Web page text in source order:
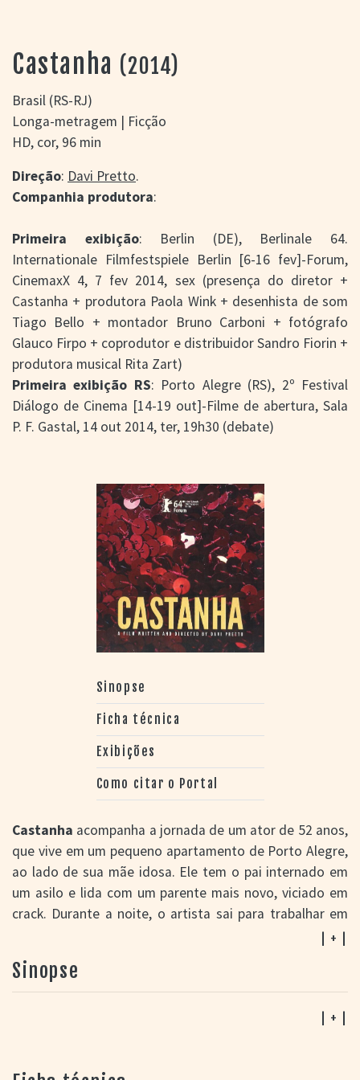
PORTAL DO
CINEMA GAÚCHO
> BUSCA AVANÇADA
> LISTA DE FILMES
> FILMOGRAFIAS DE
> DISCOGRAFIAS
> BIBLIOGRAFIAS
LOCALIZAÇÃO
Castanha (2014)
Brasil (RS-RJ)
Longa-metragem | Ficção
HD, cor, 96 min
Direção: Davi Pretto.
Companhia produtora:
Primeira exibição: Berlin (DE), Berlinale 64.
Internationale Filmfestspiele Berlin [6-16 fev]-Forum,
CinemaxX 4, 7 fev 2014, sex (presença do diretor +
Castanha + produtora Paola Wink + desenhista de som
Tiago Bello + montador Bruno Carboni + fotógrafo
Glauco Firpo + coprodutor e distribuidor Sandro Fiorin +
produtora musical Rita Zart)
Primeira exibição RS: Porto Alegre (RS), 2º Festival
Diálogo de Cinema [14-19 out]-Filme de abertura, Sala
P. F. Gastal, 14 out 2014, ter, 19h30 (debate)
Sinopse
Ficha técnica
Exibições
Como citar o Portal
Castanha acompanha a jornada de um ator de 52 anos,
que vive em um pequeno apartamento de Porto Alegre,
ao lado de sua mãe idosa. Ele tem o pai internado em
um asilo e lida com um parente mais novo, viciado em
crack. Durante a noite, o artista sai para trabalhar em
clubes noturnos ou bares gays, atuando como
personagens, em trabalhos para teatro ou cinema, e
começa gradativamente a perder a noção da diferença
entre ficção e realidade. João Carlos Castanha já havia
| + |
Sinopse
| + |